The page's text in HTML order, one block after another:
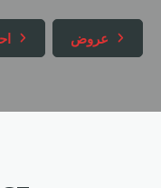
عروض